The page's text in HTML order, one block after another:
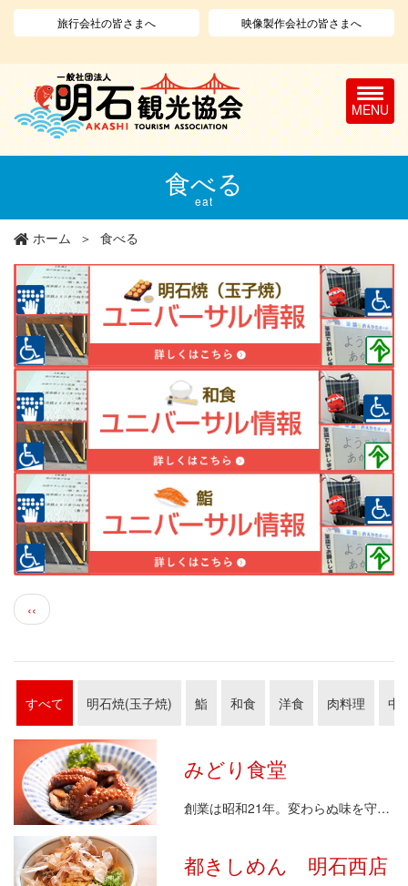
コ
旅行会社の皆さまへ 映像製作会社の皆さまへ
T
o
g
g
a
a
t
i
o
n
食べる
eat
ホーム 食べる
ペ
ー
送
り
前
ペ
ジ
‹‹
すべて 明石焼(玉子焼) 鮨 和食 洋食 肉料理 中
みどり食堂
創業は昭和21年。変わらぬ味を守り、素材にこだわり…
都きしめん 明石西店